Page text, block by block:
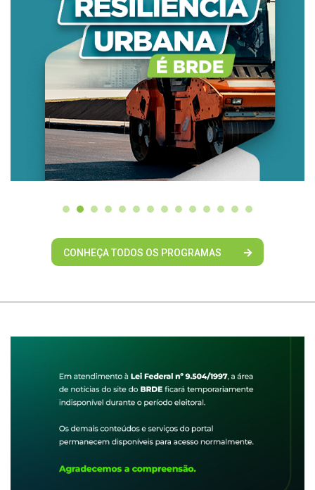
CONHEÇA TODOS OS PROGRAMAS